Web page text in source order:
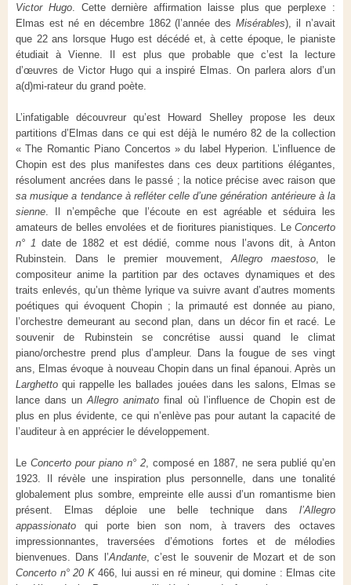
Victor Hugo. Cette dernière affirmation laisse plus que perplexe :
Elmas est né en décembre 1862 (l’année desMisérables), il n’avait
que 22 ans lorsque Hugo est décédé et, à cette époque, le pianiste
étudiait à Vienne. Il est plus que probable que c’est la lecture
d’œuvres de Victor Hugo qui a inspiré Elmas. On parlera alors d’un
a(d)mi-rateur du grand poète.
L’infatigable découvreur qu’est Howard Shelley propose les deux
partitions d’Elmas dans ce qui est déjà le numéro 82 de la collection
« The Romantic Piano Concertos » du label Hyperion. L’influence de
Chopin est des plus manifestes dans ces deux partitions élégantes,
résolument ancrées dans le passé ; la notice précise avec raison que
sa musique a tendance à refléter celle d’une génération antérieure à la
sienne . Il n’empêche que l’écoute en est agréable et séduira les
amateurs de belles envolées et de fioritures pianistiques. Le Concerto
n° 1 date de 1882 et est dédié, comme nous l’avons dit, à Anton
Rubinstein. Dans le premier mouvement, Allegro maestoso , le
compositeur anime la partition par des octaves dynamiques et des
traits enlevés, qu’un thème lyrique va suivre avant d’autres moments
poétiques qui évoquent Chopin ; la primauté est donnée au piano,
l’orchestre demeurant au second plan, dans un décor fin et racé. Le
souvenir de Rubinstein se concrétise aussi quand le climat
piano/orchestre prend plus d’ampleur. Dans la fougue de ses vingt
ans, Elmas évoque à nouveau Chopin dans un final épanoui. Après un
Larghettoqui rappelle les ballades jouées dans les salons, Elmas se
lance dans unAllegro animato final où l’influence de Chopin est de
plus en plus évidente, ce qui n’enlève pas pour autant la capacité de
l’auditeur à en apprécier le développement.
Le Concerto pour piano n° 2 , composé en 1887, ne sera publié qu’en
1923. Il révèle une inspiration plus personnelle, dans une tonalité
globalement plus sombre, empreinte elle aussi d’un romantisme bien
présent. Elmas déploie une belle technique dans l’Allegro
appassionato qui porte bien son nom, à travers des octaves
impressionnantes, traversées d’émotions fortes et de mélodies
bienvenues. Dans l’Andante, c’est le souvenir de Mozart et de son
Concerto n° 20 K466, lui aussi en ré mineur, qui domine : Elmas cite